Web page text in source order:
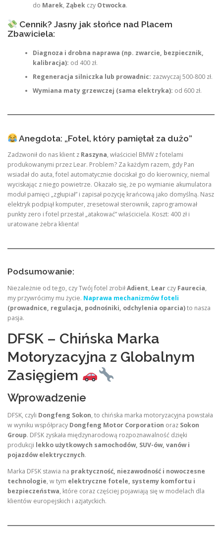
do Marek, Ząbekczy Otwocka.
Cennik? Jasny jak słońce nad Placem
Zbawiciela:
Diagnoza i drobna naprawa (np. zwarcie, bezpiecznik,
kalibracja): od 400 zł.
Regeneracja silniczka lub prowadnic: zazwyczaj 500-800 zł.
Wymiana maty grzewczej (sama elektryka): od 600 zł.
Anegdota: „Fotel, który pamiętał za dużo”
Zadzwonił do nas klient z Raszyna, właściciel BMW z fotelami
produkowanymi przez Lear. Problem? Za każdym razem, gdy Pan
wsiadał do auta, fotel automatycznie dociskał go do kierownicy, niemal
wyciskając z niego powietrze. Okazało się, że po wymianie akumulatora
moduł pamięci „zgłupiał” i zapisał pozycję krańcową jako domyślną. Nasz
elektryk podpiął komputer, zresetował sterownik, zaprogramował
punkty zero i fotel przestał „atakować” właściciela. Koszt: 400 zł i
uratowane żebra klienta!
Podsumowanie:
Niezależnie od tego, czy Twój fotel zrobiłAdient, Lear czy Faurecia,
my przywrócimy mu życie. Naprawa mechanizmów foteli
(prowadnice, regulacja, podnośniki, odchylenia oparcia)to nasza
pasja.
DFSK – Chińska Marka
Motoryzacyjna z Globalnym
Zasięgiem
Wprowadzenie
DFSK, czyli Dongfeng Sokon, to chińska marka motoryzacyjna powstała
w wyniku współpracy Dongfeng Motor Corporation oraz Sokon
Group. DFSK zyskała międzynarodową rozpoznawalność dzięki
produkcji lekko użytkowych samochodów, SUV-ów, vanów i
pojazdów elektrycznych.
Marka DFSK stawia na praktyczność, niezawodność i nowoczesne
technologie, w tym elektryczne fotele, systemy komfortu i
bezpieczeństwa, które coraz częściej pojawiają się w modelach dla
klientów europejskich i azjatyckich.